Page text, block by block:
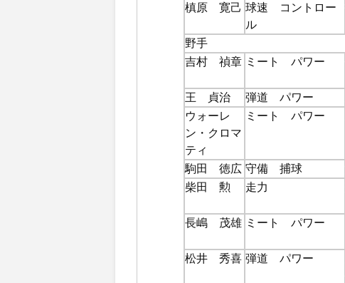
槙原 寛己 球速 コントロー
ル
野手
吉村 禎章 ミート パワー
王 貞治
弾道 パワー
ウォーレ
ン・クロマ
ティ
ミート パワー
駒田 徳広 守備 捕球
柴田 勲
走力
長嶋 茂雄 ミート パワー
松井 秀喜 弾道 パワー